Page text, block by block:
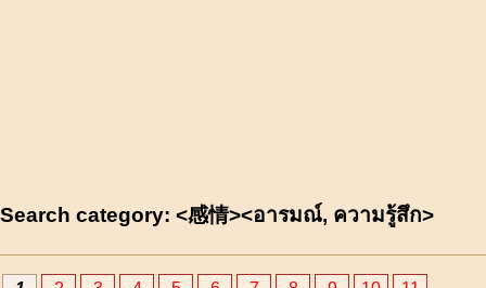
Search category: <感情><อารมณ์, ความรู้สึก>